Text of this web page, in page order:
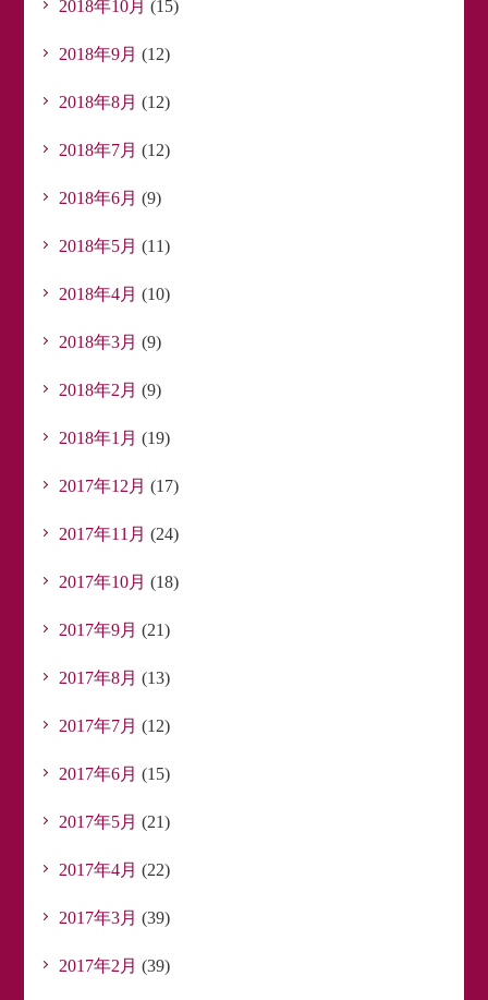
2018年10月 (15)
2018年9月 (12)
2018年8月 (12)
2018年7月 (12)
2018年6月 (9)
2018年5月 (11)
2018年4月 (10)
2018年3月 (9)
2018年2月 (9)
2018年1月 (19)
2017年12月 (17)
2017年11月 (24)
2017年10月 (18)
2017年9月 (21)
2017年8月 (13)
2017年7月 (12)
2017年6月 (15)
2017年5月 (21)
2017年4月 (22)
2017年3月 (39)
2017年2月 (39)